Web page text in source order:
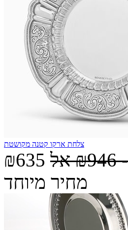
צלחת ארקו קטנה מקושטת
₪635 ₪946 אל
מחיר מיוחד